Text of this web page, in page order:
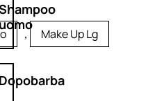
Dopobarba
, Make Up Lg